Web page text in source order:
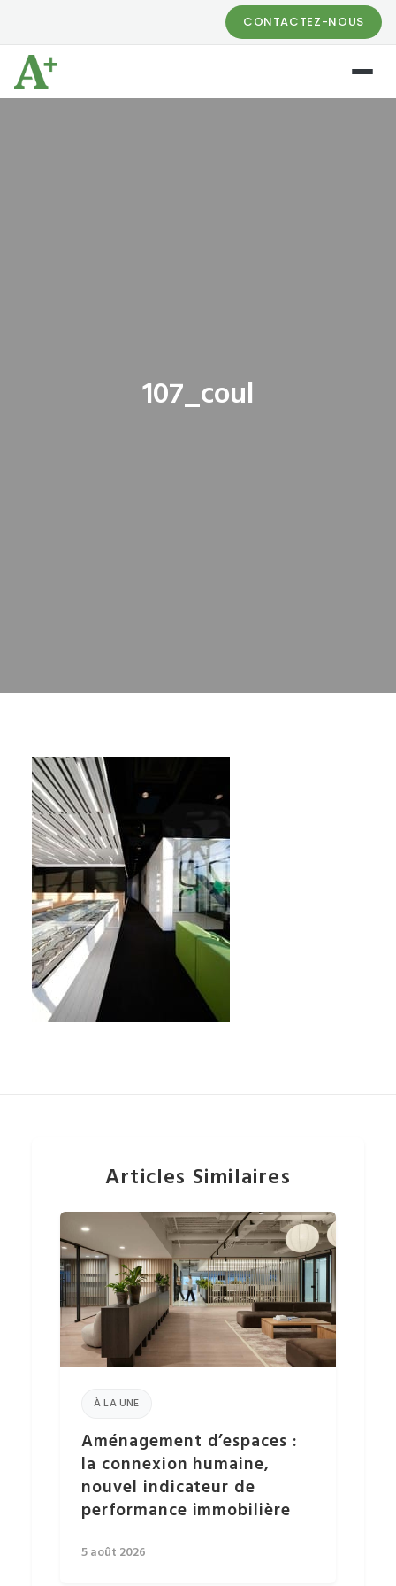
CONTACTEZ-NOUS
107_coul
Articles Similaires
À LA UNE
Aménagement d’espaces :
la connexion humaine,
nouvel indicateur de
performance immobilière
5 août 2026